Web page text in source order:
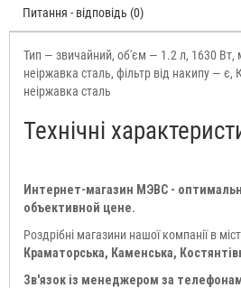
Питання - відповідь (0)
Тип — звичайний, об'єм — 1.2 л, 1630 Вт,
неіржавка сталь, фільтр від накипу —
неіржавка сталь
Технічні
Интернет-магазин МЭВС -
объективной цене.
Роздрібні магазини нашої компанії в
Краматорська, Каменська,
Зв'язок із менеджером за